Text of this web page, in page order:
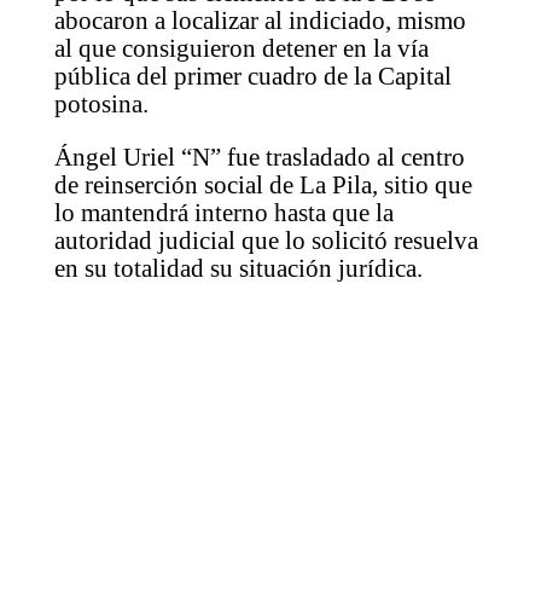
abocaron a localizar al indiciado, mismo
al que consiguieron detener en la vía
pública del primer cuadro de la Capital
potosina.
Ángel Uriel “N” fue trasladado al centro
de reinserción social de La Pila, sitio que
lo mantendrá interno hasta que la
autoridad judicial que lo solicitó resuelva
en su totalidad su situación jurídica.